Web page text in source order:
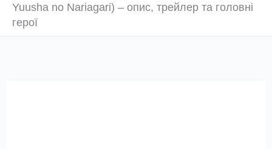
Yuusha no Nariagari) – опис, трейлер та головні
герої